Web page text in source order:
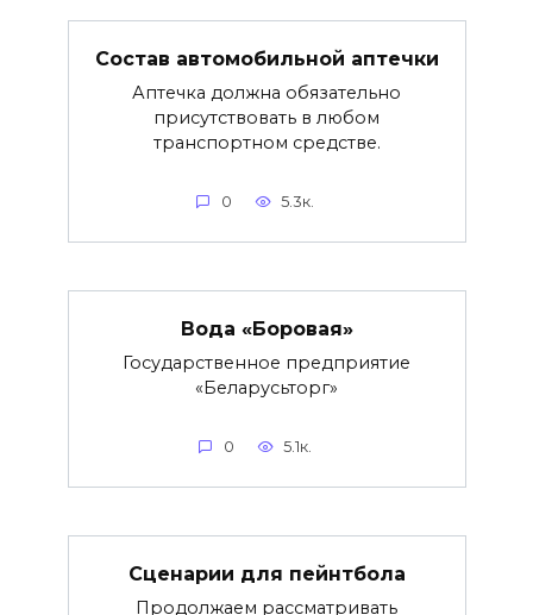
Состав автомобильной аптечки
Аптечка должна обязательно
присутствовать в любом
транспортном средстве.
0 5.3к.
Вода «Боровая»
Государственное предприятие
«Беларусьторг»
0 5.1к.
Сценарии для пейнтбола
Продолжаем рассматривать